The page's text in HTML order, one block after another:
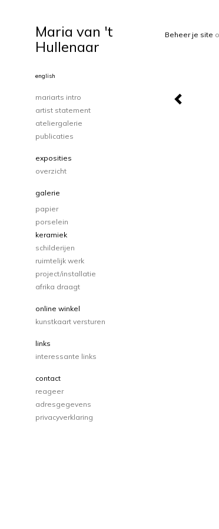
Beheer je site
Maria van 't
Hullenaar
english
mariarts intro
artist statement
ateliergalerie
publicaties
exposities
overzicht
galerie
papier
porselein
keramiek
schilderijen
ruimtelijk werk
project/installatie
afrika draagt
online winkel
kunstkaart versturen
links
interessante links
contact
reageer
adresgegevens
privacyverklaring